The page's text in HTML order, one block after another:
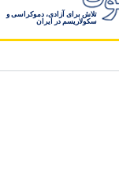
تلاش برای آزادی، دموکراسی و
سکولاریسم در ایران